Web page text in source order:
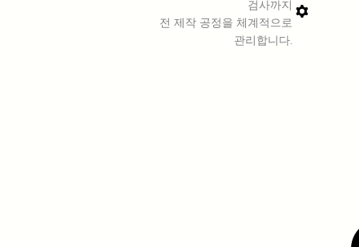
검사까지
전 제작 공정을 체계적으로
관리합니다.